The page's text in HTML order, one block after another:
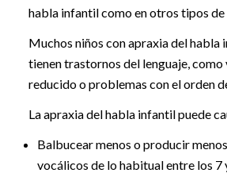
habla infantil como en otros tipos
Muchos niños con apraxia del habla
tienen trastornos del lenguaje,
reducido o problemas con el orden
La apraxia del habla infantil puede
Balbucear menos o producir
vocálicos de lo habitual entre los 7